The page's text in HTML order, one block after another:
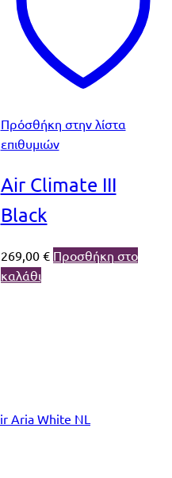
Πρόσθήκη στην λίστα
επιθυμιών
Air Climate III
Black
269,00 € Προσθήκη στο
καλάθι